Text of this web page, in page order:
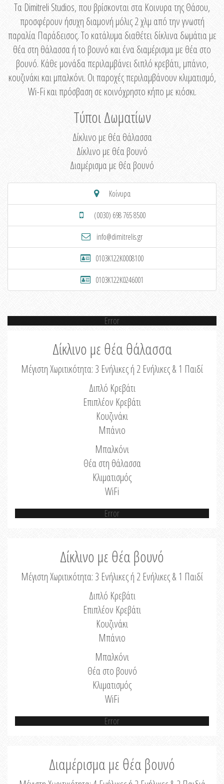
Τα Dimitreli Studios, που βρίσκονται στα Κοινυρα της Θάσου,
προσφέρουν ήσυχη διαμονή μόλις 2 χλμ από την γνωστή
παραλία Παράδεισος. Το κατάλυμα διαθέτει δίκλινα δωμάτια με
θέα στη θάλασσα ή το βουνό και ένα διαμέρισμα με θέα στο
βουνό. Κάθε μονάδα περιλαμβάνει διπλό κρεβάτι, μπάνιο,
κουζινάκι και μπαλκόνι. Οι παροχές περιλαμβάνουν κλιματισμό,
Wi-Fi και πρόσβαση σε κοινόχρηστο κήπο με κιόσκι.
Τύποι Δωματίων
Δίκλινο με θέα θάλασσα
Δίκλινο με θέα βουνό
Διαμέρισμα με θέα βουνό
Κοίνυρα
(0030) 698 765 8500
info@dimitrelis.gr
0103K122K0008100
0103K122K0246001
Error
Δίκλινο με θέα θάλασσα
Μέγιστη Χωριτικότητα: 3 Ενήλικες ή 2 Ενήλικες & 1 Παιδί
Διπλό Κρεβάτι
Επιπλέον Κρεβάτι
Κουζινάκι
Μπάνιο
Μπαλκόνι
Θέα στη θάλασσα
Κλιματισμός
WiFi
Error
Δίκλινο με θέα βουνό
Μέγιστη Χωριτικότητα: 3 Ενήλικες ή 2 Ενήλικες & 1 Παιδί
Διπλό Κρεβάτι
Επιπλέον Κρεβάτι
Κουζινάκι
Μπάνιο
Μπαλκόνι
Θέα στο βουνό
Κλιματισμός
WiFi
Error
Διαμέρισμα με θέα βουνό